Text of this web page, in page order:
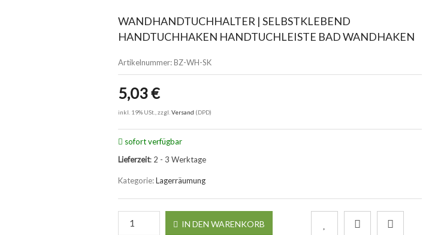
WANDHANDTUCHHALTER | SELBSTKLEBEND
HANDTUCHHAKEN HANDTUCHLEISTE BAD WANDHAKEN
Artikelnummer:BZ-WH-SK
5,03 €
inkl. 19% USt., zzgl. Versand (DPD)
sofort verfügbar
Lieferzeit: 2 - 3 Werktage
Kategorie:Lagerräumung
IN DEN WARENKORB